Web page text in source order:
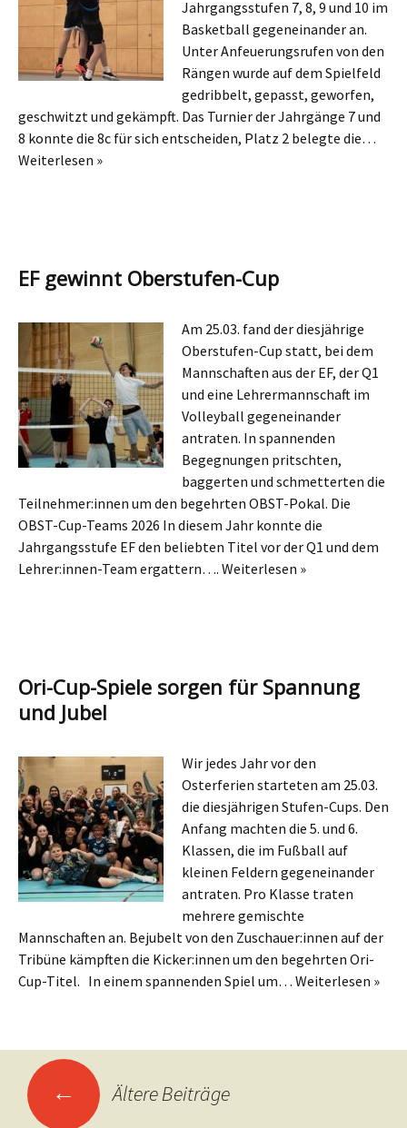
Jahrgangsstufen 7, 8, 9 und 10 im
Basketball gegeneinander an.
Unter Anfeuerungsrufen von den
Rängen wurde auf dem Spielfeld
gedribbelt, gepasst, geworfen,
geschwitzt und gekämpft. Das Turnier der Jahrgänge 7 und
8 konnte die 8c für sich entscheiden, Platz 2 belegte die…
Weiterlesen »
EF gewinnt Oberstufen-Cup
Am 25.03. fand der diesjährige
Oberstufen-Cup statt, bei dem
Mannschaften aus der EF, der Q1
und eine Lehrermannschaft im
Volleyball gegeneinander
antraten. In spannenden
Begegnungen pritschten,
baggerten und schmetterten die
Teilnehmer:innen um den begehrten OBST-Pokal. Die
OBST-Cup-Teams 2026 In diesem Jahr konnte die
Jahrgangsstufe EF den beliebten Titel vor der Q1 und dem
Lehrer:innen-Team ergattern…. Weiterlesen »
Ori-Cup-Spiele sorgen für Spannung
und Jubel
Wir jedes Jahr vor den
Osterferien starteten am 25.03.
die diesjährigen Stufen-Cups. Den
Anfang machten die 5. und 6.
Klassen, die im Fußball auf
kleinen Feldern gegeneinander
antraten. Pro Klasse traten
mehrere gemischte
Mannschaften an. Bejubelt von den Zuschauer:innen auf der
Tribüne kämpften die Kicker:innen um den begehrten Ori-
Cup-Titel. In einem spannenden Spiel um… Weiterlesen »
Posts
navigation
← Ältere Beiträge